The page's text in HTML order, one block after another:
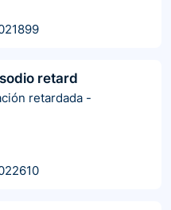
retard
retardada -